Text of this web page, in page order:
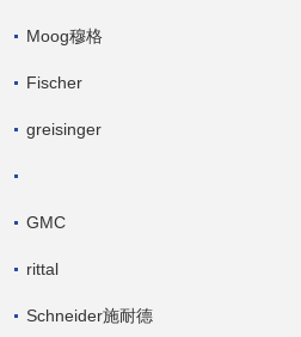
Moog穆格
Fischer
greisinger
GMC
rittal
Schneider施耐德